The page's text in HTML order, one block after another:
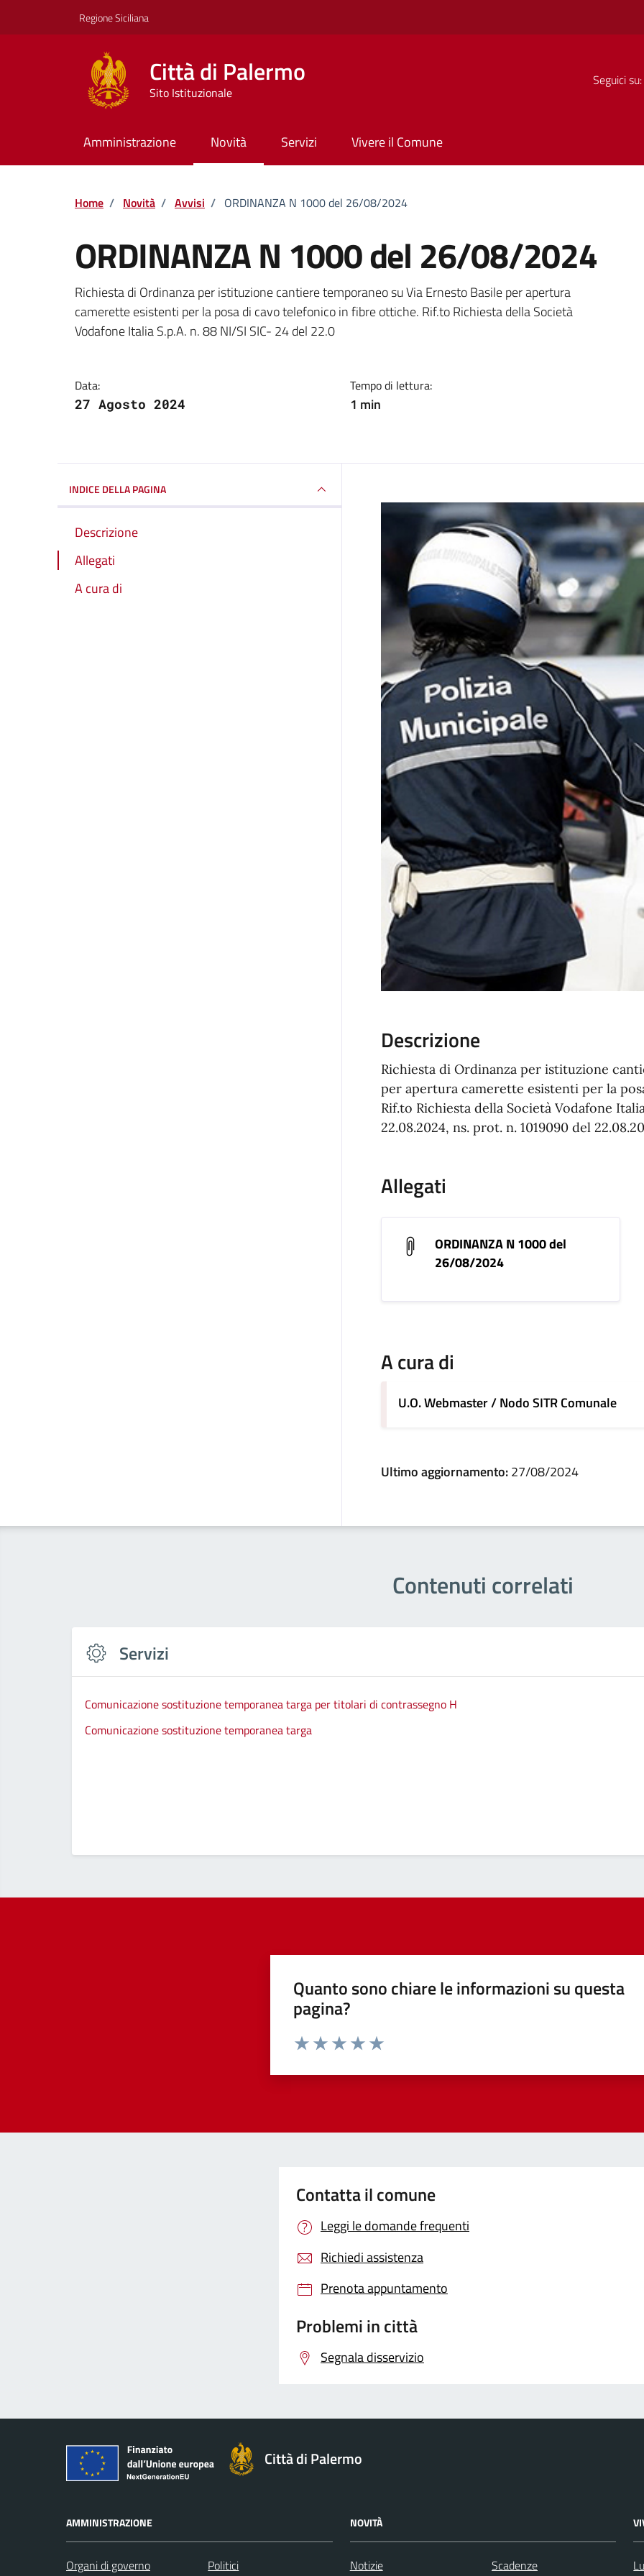
Regione Siciliana
Città di Palermo
Sito Istituzionale
Seguici su:
Amministrazione Novità Servizi Vivere il Comune
Home / Novità / Avvisi / ORDINANZA N 1000 del 26/08/2024
ORDINANZA N 1000 del 26/08/2024
Dettagli della notizia
Richiesta di Ordinanza per istituzione cantiere temporaneo su Via Ernesto Basile per apertura
camerette esistenti per la posa di cavo telefonico in fibre ottiche. Rif.to Richiesta della Società
Vodafone Italia S.p.A. n. 88 NI/SI SIC- 24 del 22.0
Data:
27 Agosto 2024
Tempo di lettura:
1 min
INDICE DELLA PAGINA
Descrizione
Allegati
A cura di
Descrizione
Richiesta di Ordinanza per istituzione
per apertura camerette esistenti per la
Rif.to Richiesta della Società Vodafone
22.08.2024, ns. prot. n. 1019090 del
Allegati
ORDINANZA N 1000 del
26/08/2024
A cura di
U.O. Webmaster / Nodo SITR Comunale
Ultimo aggiornamento:27/08/2024
Contenuti correlati
Servizi
Comunicazione sostituzione temporanea targa per titolari di contrassegno H
Comunicazione sostituzione temporanea targa
Quanto sono chiare le informazioni su questa
pagina?
Contatta il comune
Leggi le domande frequenti
Richiedi assistenza
Prenota appuntamento
Problemi in città
Segnala disservizio
Città di Palermo
AMMINISTRAZIONE
Organi di governo Politici
NOVITÀ
Notizie Scadenze